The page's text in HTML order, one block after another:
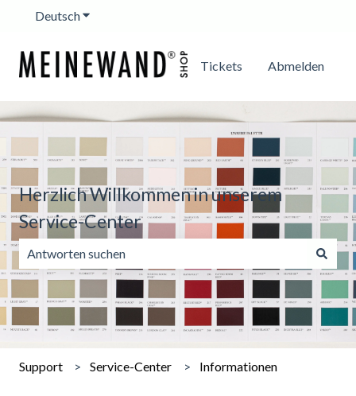
DeutschUntermenü für Übersetzungen anzeigen
Tickets Abmelden
Herzlich Willkommen in unserem
Service-Center
Es gibt keine Vorschläge, da das Suchfeld leer ist.
Support Service-Center Informationen